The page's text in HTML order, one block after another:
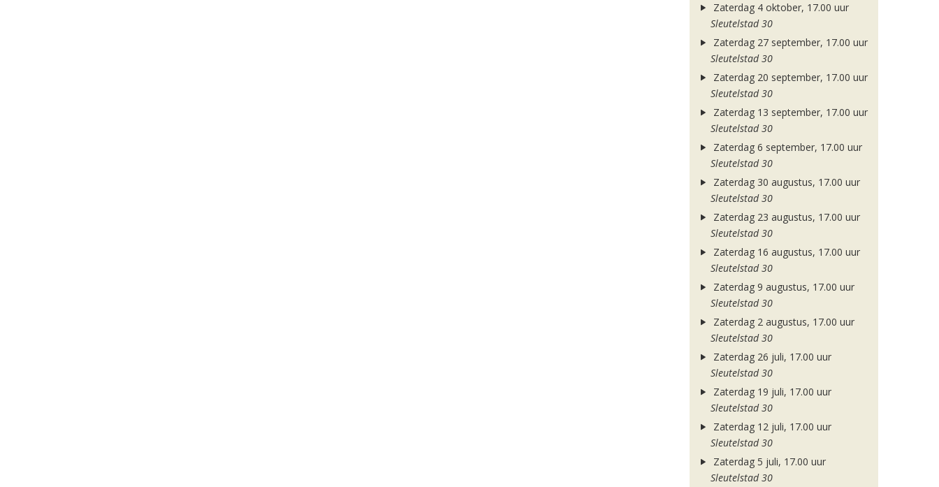
Zaterdag 4 oktober, 17.00 uur
Sleutelstad 30
Zaterdag 27 september, 17.00 uur
Sleutelstad 30
Zaterdag 20 september, 17.00 uur
Sleutelstad 30
Zaterdag 13 september, 17.00 uur
Sleutelstad 30
Zaterdag 6 september, 17.00 uur
Sleutelstad 30
Zaterdag 30 augustus, 17.00 uur
Sleutelstad 30
Zaterdag 23 augustus, 17.00 uur
Sleutelstad 30
Zaterdag 16 augustus, 17.00 uur
Sleutelstad 30
Zaterdag 9 augustus, 17.00 uur
Sleutelstad 30
Zaterdag 2 augustus, 17.00 uur
Sleutelstad 30
Zaterdag 26 juli, 17.00 uur
Sleutelstad 30
Zaterdag 19 juli, 17.00 uur
Sleutelstad 30
Zaterdag 12 juli, 17.00 uur
Sleutelstad 30
Zaterdag 5 juli, 17.00 uur
Sleutelstad 30